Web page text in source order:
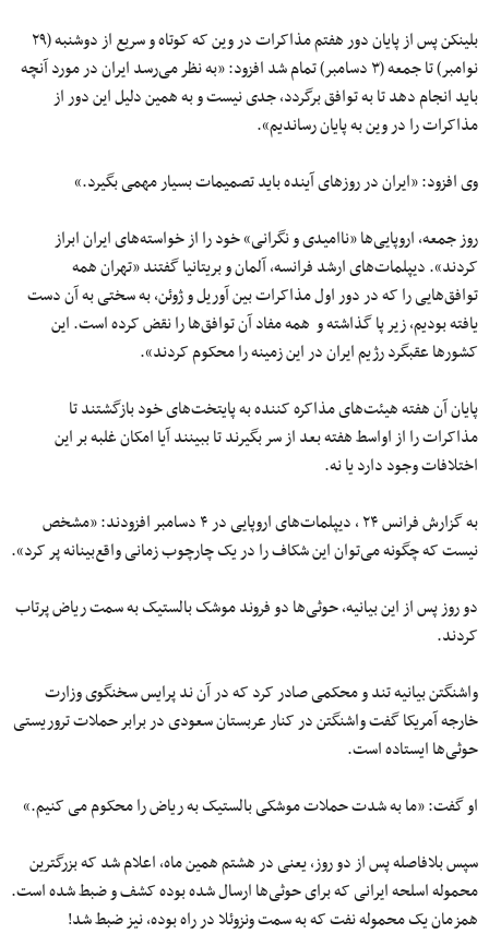
بلینکن پس از پایان دور هفتم مذاکرات در وین که کوتاه و سریع از دوشنبه (۲۹
نوامبر) تا جمعه (۳ دسامبر) تمام شد افزود: «به نظر می‌رسد ایران در مورد آنچه
باید انجام دهد تا به توافق برگردد، جدی نیست و به همین دلیل این دور از
مذاکرات را در وین به پایان رساندیم».
وی افزود: «ایران در روزهای آینده باید تصمیمات بسیار مهمی بگیرد.»
روز جمعه، اروپایی‌ها «ناامیدی و نگرانی» خود را از خواسته‌های ایران ابراز
کردند». دیپلمات‌های ارشد فرانسه، آلمان و بریتانیا گفتند «تهران همه
توافق‌هایی را که در دور اول مذاکرات بین آوریل و ژوئن، به سختی به آن دست
یافته بودیم، زیر پا گذاشته و همه مفاد آن توافق‌ها را نقض کرده است. این
کشورها عقبگرد رژیم ایران در این زمینه را محکوم کردند».
پایان آن هفته‌ هیئت‌های مذاکره کننده به پایتخت‌های خود بازگشتند تا
مذاکرات را از اواسط هفته بعد از سر بگیرند تا ببینند آیا امکان غلبه بر این
اختلافات وجود دارد یا نه.
به گزارش فرانس ۲۴ ، دیپلمات‌های اروپایی در ۴ دسامبر افزودند: «مشخص
نیست که چگونه می‌توان این شکاف را در یک چارچوب زمانی واقع‌بینانه پر کرد».
دو روز پس از این بیانیه، حوثی‌ها دو فروند موشک بالستیک به سمت ریاض پرتاب
کردند.
واشنگتن بیانیه تند و محکمی صادر کرد که در آن ند پرایس سخنگوی وزارت
خارجه آمریکا گفت واشنگتن در کنار عربستان سعودی در برابر حملات تروریستی
حوثی‌ها ایستاده است.
او گفت: «ما به شدت حملات موشکی بالستیک به ریاض را محکوم می کنیم.»
سپس بلافاصله پس از دو روز، یعنی در هشتم همین ماه، اعلام شد که بزرگترین
محموله اسلحه ایرانی که برای حوثی‌ها ارسال شده بوده کشف و ضبط شده است.
همزمان یک محموله نفت که به سمت ونزوئلا در راه بوده، نیز ضبط شد!